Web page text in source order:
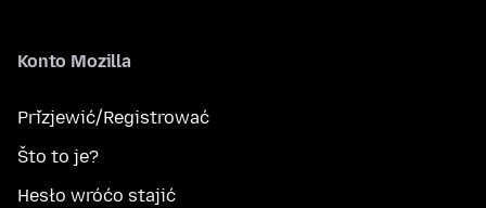
Konto Mozilla
Přizjewić/Registrować
Što to je?
Hesło wróćo stajić